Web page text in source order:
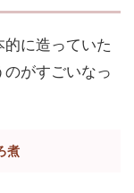
に造っていた
がすごいなっ
煮